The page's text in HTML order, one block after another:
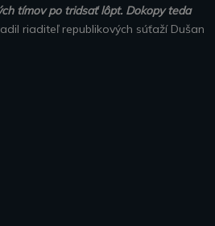
tímov po tridsať lôpt. Dokopy teda
riaditeľ republikových súťaží Dušan